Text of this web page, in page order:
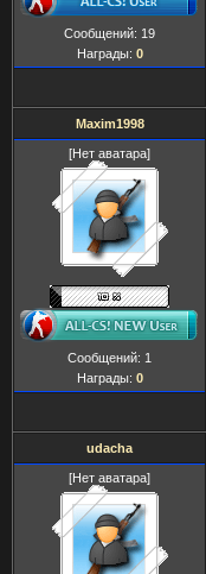
Сообщений: 19
Награды: 0
Maxim1998
[Нет аватара]
Сообщений: 1
Награды: 0
udacha
[Нет аватара]